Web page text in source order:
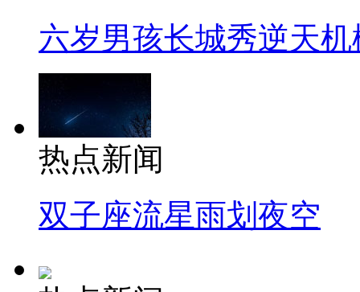
六岁男孩长城秀逆天机
热点新闻
双子座流星雨划夜空